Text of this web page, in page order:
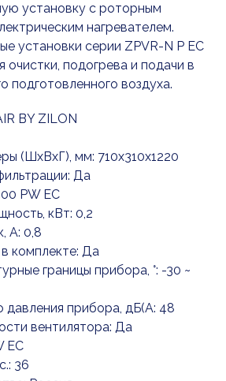
установку с роторным
нагревателем.
установки серии ZPVR-N P EC
очистки, подогрева и подачи в
подготовленного воздуха.
BY ZILON
(ШxВxГ), мм: 710x310x1220
Да
PW EC
кВт: 0,2
А: 0,8
комплекте: Да
границы прибора, °: -30 ~
давления прибора, дБ(А: 48
вентилятора: Да
ЕС
36